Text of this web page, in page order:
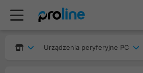
Urządzenia peryferyjne PC